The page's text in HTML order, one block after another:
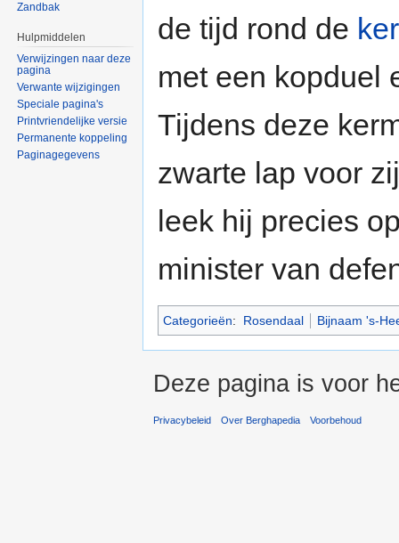
de tijd rond de
met een kopduel
Tijdens deze
zwarte lap voor
leek hij precies
minister van
Categorieën: Rosendaal Bijnaam 's-
Zandbak
Hulpmiddelen
Verwijzingen naar deze
pagina
Verwante wijzigingen
Speciale pagina's
Printvriendelijke versie
Permanente koppeling
Paginagegevens
Deze pagina is voor
Privacybeleid Over Berghapedia Voorbehoud